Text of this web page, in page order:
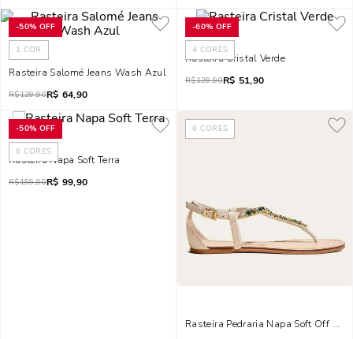
-50% OFF
1 COR
Rasteira Salomé Jeans Wash Azul
R$129,90R$ 64,90
-60% OFF
4 CORES
Rasteira Cristal Verde
R$129,90R$ 51,90
-50% OFF
6 CORES
Rasteira Napa Soft Terra
R$199,90R$ 99,90
6 CORES
Rasteira Pedraria Napa Soft Off